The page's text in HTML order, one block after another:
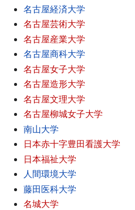
名古屋経済大学
名古屋芸術大学
名古屋産業大学
名古屋商科大学
名古屋女子大学
名古屋造形大学
名古屋文理大学
名古屋柳城女子大学
南山大学
日本赤十字豊田看護大学
日本福祉大学
人間環境大学
藤田医科大学
名城大学